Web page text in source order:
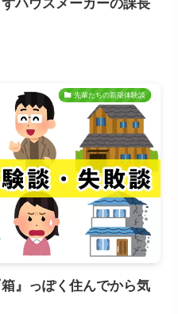
ハウスメーカーの課長
先輩たちの新築体験談
』っぽく住んでから気